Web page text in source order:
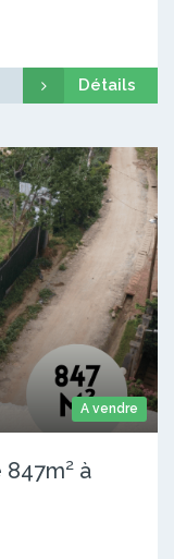
Détails
A vendre
à